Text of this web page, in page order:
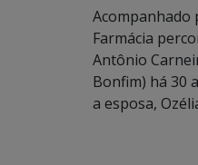
Acompanhado
Farmácia
Antônio
Bonfim) há 30
a esposa,